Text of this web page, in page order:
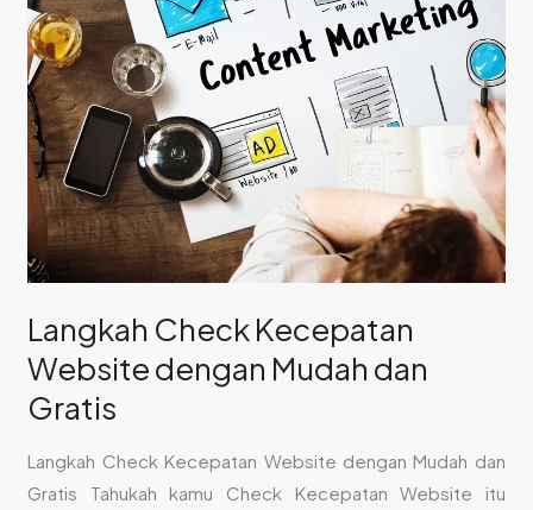
Langkah Check Kecepatan
Website dengan Mudah dan
Gratis
Langkah Check Kecepatan Website dengan Mudah dan
Gratis Tahukah kamu Check Kecepatan Website itu
dan
Gratis